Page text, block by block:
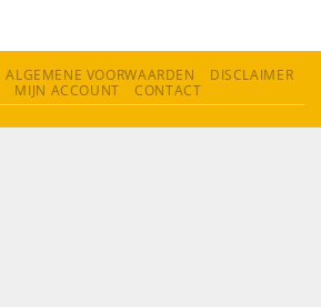
ALGEMENE VOORWAARDEN
DISCLAIMER
MIJN ACCOUNT CONTACT